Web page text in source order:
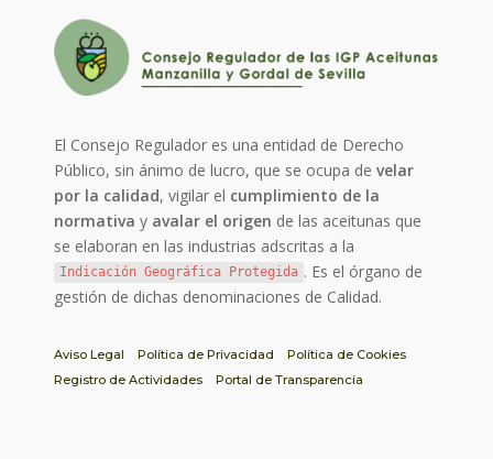
El Consejo Regulador es una entidad de Derecho
Público, sin ánimo de lucro, que se ocupa develar
por la calidad, vigilar el cumplimiento de la
normativa y avalar el origen de las aceitunas que
se elaboran en las industrias adscritas a la
Indicación Geográfica Protegida . Es el órgano de
gestión de dichas denominaciones de Calidad.
Aviso Legal Política de Privacidad
Política de Cookies
Registro de Actividades
Portal de Transparencia